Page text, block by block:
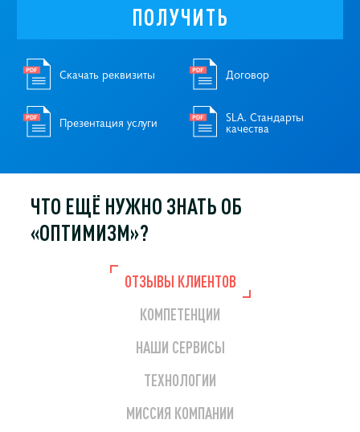
ПОЛУЧИТЬ
Скачать реквизиты Договор
Презентация услуги SLA. Стандарты
качества
ЧТО ЕЩЁ НУЖНОЗНАТЬ ОБ
«ОПТИМИЗМ»?
ОТЗЫВЫ КЛИЕНТОВ
КОМПЕТЕНЦИИ
НАШИ СЕРВИСЫ
ТЕХНОЛОГИИ
МИССИЯ КОМПАНИИ